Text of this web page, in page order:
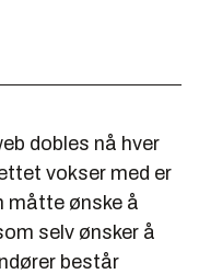
dobles nå hver
vokser med er
måtte ønske å
selv ønsker å
består